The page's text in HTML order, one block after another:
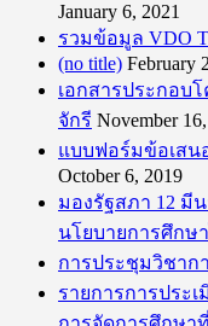
January 6, 2021
รวมข้อมูล VDO
(no title) February
เอกสารประกอบ
จักรี November
แบบฟอร์มข้อเสน
October 6, 2019
มองรัฐสภา 12 มี
นโยบายการศึกษ
การประชุมวิชาก
รายการการประ